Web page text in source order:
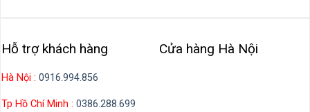
Hỗ trợ khách hàng
Hà Nội : 0916.994.856
Tp Hồ Chí Minh : 0386.288.699
Cửa hàng Hà Nội